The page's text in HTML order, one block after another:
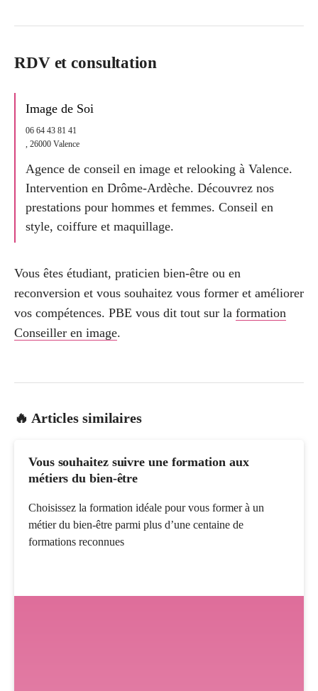
RDV et consultation
Image de Soi
06 64 43 81 41
, 26000 Valence
Agence de conseil en image et relooking à Valence.
Intervention en Drôme-Ardèche. Découvrez nos
prestations pour hommes et femmes. Conseil en
style, coiffure et maquillage.
Vous êtes étudiant, praticien bien-être ou en
reconversion et vous souhaitez vous former et améliorer
vos compétences. PBE vous dit tout sur la formation
Conseiller en image.
🔥 Articles similaires
Vous souhaitez suivre une formation aux
métiers du bien-être
Choisissez la formation idéale pour vous former à un
métier du bien-être parmi plus d’une centaine de
formations reconnues